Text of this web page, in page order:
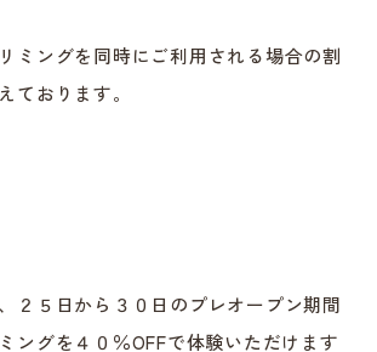
ミングを同時にご利用される場合の割
ております。
２５日から３０日のプレオープン期間
ングを４０％OFFで体験いただけます